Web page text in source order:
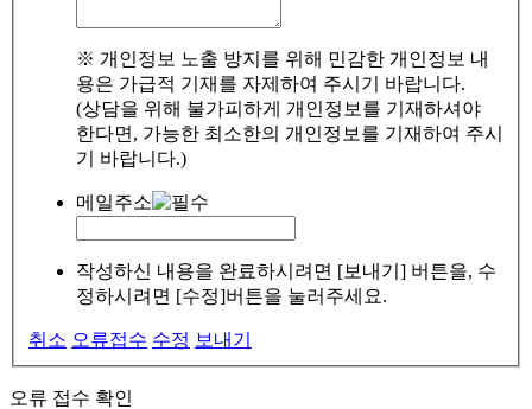
※ 개인정보 노출 방지를 위해 민감한 개인정보 내
용은 가급적 기재를 자제하여 주시기 바랍니다.
(상담을 위해 불가피하게 개인정보를 기재하셔야
한다면, 가능한 최소한의 개인정보를 기재하여 주시
기 바랍니다.)
메일주소
작성하신 내용을 완료하시려면 [보내기] 버튼을, 수
정하시려면 [수정]버튼을 눌러주세요.
취소 오류접수 수정 보내기
오류 접수 확인